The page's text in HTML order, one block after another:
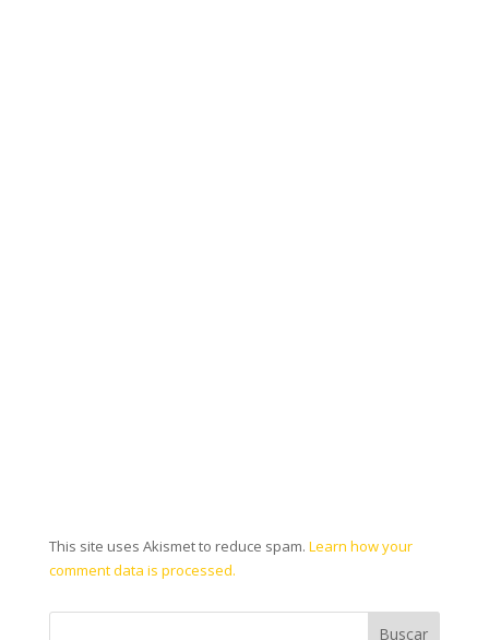
This site uses Akismet to reduce spam. Learn how your
comment data is processed.